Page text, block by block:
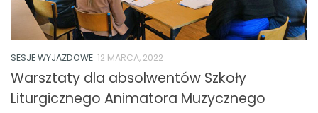
SESJE WYJAZDOWE 12 MARCA, 2022
Warsztaty dla absolwentów Szkoły
Liturgicznego Animatora Muzycznego